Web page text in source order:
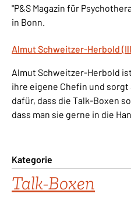
"P&S Magazin für
in Bonn.
Almut Schweitzer-Herbold
Almut Schweitzer-Herbold
ihre eigene Chefin und sorgt
dafür, dass die Talk-Boxen
dass man sie gerne in die
Kategorie
Talk-Boxen